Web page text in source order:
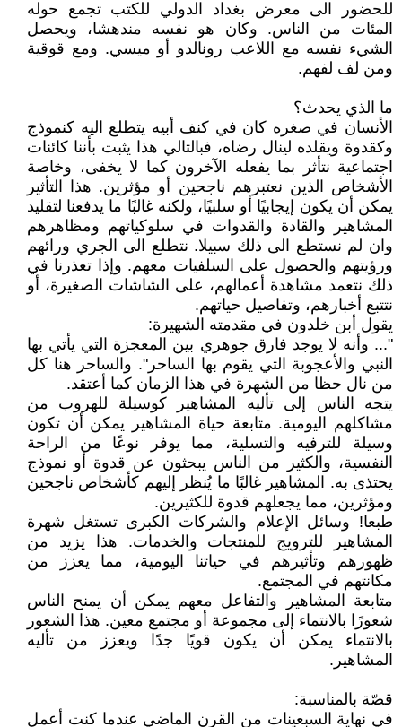
للحضور الى معرض بغداد الدولي للكتب تجمع حوله
المئات من الناس. وكان هو نفسه مندهشا، ويحصل
الشيء نفسه مع اللاعب رونالدو أو ميسي. ومع قوقية
ومن لف لفهم.
ما الذي يحدث؟
الأنسان في صغره كان في كنف أبيه يتطلع اليه كنموذج
وكقدوة ويقلده لينال رضاه، فبالتالي هذا يثبت بأننا كائنات
اجتماعية نتأثر بما يفعله الآخرون كما لا يخفى، وخاصة
الأشخاص الذين نعتبرهم ناجحين أو مؤثرين. هذا التأثير
يمكن أن يكون إيجابيًا أو سلبيًا، ولكنه غالبًا ما يدفعنا لتقليد
المشاهير والقادة والقدوات في سلوكياتهم ومظاهرهم
وان لم نستطع الى ذلك سبيلا. نتطلع الى الجري ورائهم
ورؤيتهم والحصول على السلفيات معهم. وإذا تعذرنا في
ذلك نتعمد مشاهدة أعمالهم، على الشاشات الصغيرة، أو
نتتبع أخبارهم، وتفاصيل حياتهم.
يقول أبن خلدون في مقدمته الشهيرة:
"... وأنه لا يوجد فارق جوهري بين المعجزة التي يأتي بها
النبي والأعجوبة التي يقوم بها الساحر". والساحر هنا كل
من نال حظا من الشهرة في هذا الزمان كما أعتقد.
يتجه الناس إلى تأليه المشاهير كوسيلة للهروب من
مشاكلهم اليومية. متابعة حياة المشاهير يمكن أن تكون
وسيلة للترفيه والتسلية، مما يوفر نوعًا من الراحة
النفسية، والكثير من الناس يبحثون عن قدوة أو نموذج
يحتذى به. المشاهير غالبًا ما يُنظر إليهم كأشخاص ناجحين
ومؤثرين، مما يجعلهم قدوة للكثيرين.
طبعا! وسائل الإعلام والشركات الكبرى تستغل شهرة
المشاهير للترويج للمنتجات والخدمات. هذا يزيد من
ظهورهم وتأثيرهم في حياتنا اليومية، مما يعزز من
مكانتهم في المجتمع.
متابعة المشاهير والتفاعل معهم يمكن أن يمنح الناس
شعورًا بالانتماء إلى مجموعة أو مجتمع معين. هذا الشعور
بالانتماء يمكن أن يكون قويًا جدًا ويعزز من تأليه
المشاهير.
قصّة بالمناسبة:
في نهاية السبعينات من القرن الماضي عندما كنت أعمل